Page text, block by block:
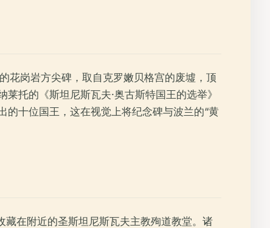
花岗岩方尖碑，取自克罗嫩贝格宫的废墟，顶
托的《斯坦尼斯瓦夫·奥古斯特国王的选举》
十位国王，这在视觉上将纪念碑与波兰的“黄
藏在附近的圣斯坦尼斯瓦夫主教殉道教堂。诸